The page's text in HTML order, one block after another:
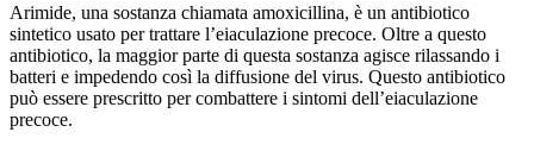
Arimide, una sostanza chiamata amoxicillina, è un antibiotico
sintetico usato per trattare l’eiaculazione precoce. Oltre a questo
antibiotico, la maggior parte di questa sostanza agisce rilassando i
batteri e impedendo così la diffusione del virus. Questo antibiotico
può essere prescritto per combattere i sintomi dell’eiaculazione
precoce.